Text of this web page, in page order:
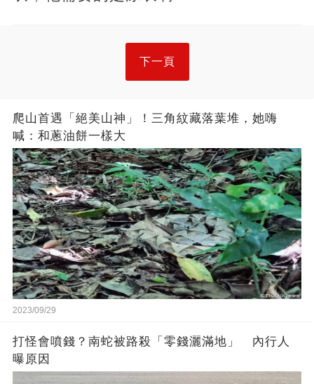
下一頁
爬山首遇「絕美山神」！三角紋藏落葉堆，她嗨
喊：和蔥油餅一樣大
2023/09/29
打怪會噴錢？南蛇被路殺「零錢灑滿地」 內行人
曝原因